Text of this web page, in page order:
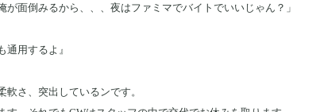
が面倒みるから、、、夜はファミマでバイトでいいじゃん？」
通用するよ』
さ、突出しているンです。